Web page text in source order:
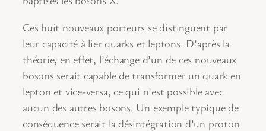
Ces huit nouveaux porteurs se distinguent par
leur capacité à lier quarks et leptons. D’après la
théorie, en effet, l’échange d’un de ces nouveaux
bosons serait capable de transformer un quark en
lepton et vice-versa, ce qui n’est possible avec
aucun des autres bosons. Un exemple typique de
conséquence serait la désintégration d’un proton